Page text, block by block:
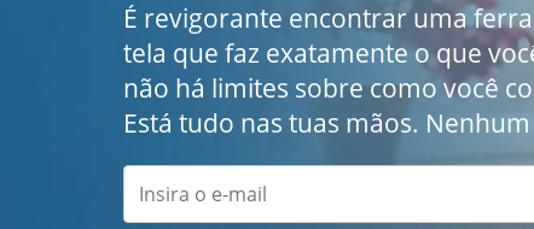
É revigorante encontrar uma
tela que faz exatamente o que
não há limites sobre como você
Está tudo nas tuas mãos.